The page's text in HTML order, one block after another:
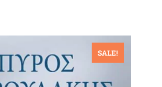
SALE!